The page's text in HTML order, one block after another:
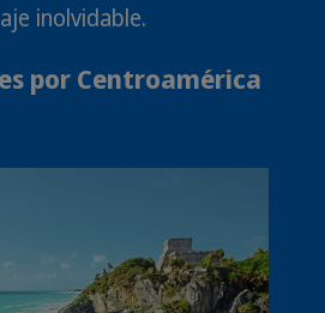
inolvidable.
por Centroamérica